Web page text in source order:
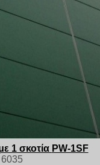
1 σκοτία PW-1SF
6035